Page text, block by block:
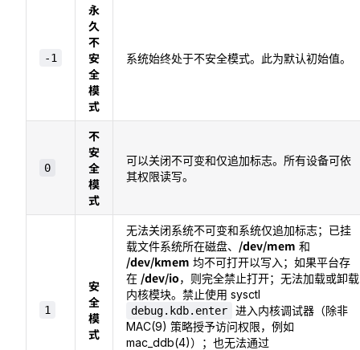
-1
永
久
不
安
全
模
式
系统始终处于不安全模式。此为默认初始值。
0
不
安
全
模
式
可以关闭不可变和仅追加标志。所有设备可依
其权限读写。
1
安
全
模
式
无法关闭系统不可变和系统仅追加标志；已挂
载文件系统所在磁盘、 /dev/mem 和
/dev/kmem 均不可打开以写入；如果平台存
在 /dev/io，则完全禁止打开；无法加载或卸载
内核模块。禁止使用 sysctl
debug.kdb.enter
进入内核调试器（除非
MAC(9) 策略授予访问权限，例如
mac_ddb(4)）；也无法通过